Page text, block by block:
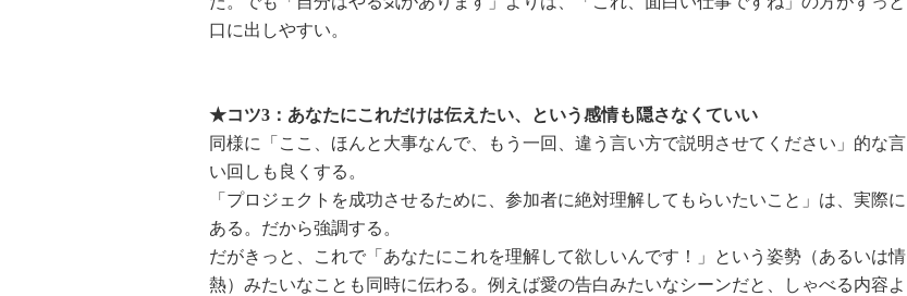
口に出しやすい。
★コツ3：あなたにこれだけは伝えたい、という感情も隠さなくていい
同様に「ここ、ほんと大事なんで、もう一回、違う言い方で説明させてください」的な言
い回しも良くする。
「プロジェクトを成功させるために、参加者に絶対理解してもらいたいこと」は、実際に
ある。だから強調する。
だがきっと、これで「あなたにこれを理解して欲しいんです！」という姿勢（あるいは情
熱）みたいなことも同時に伝わる。例えば愛の告白みたいなシーンだと、しゃべる内容よ